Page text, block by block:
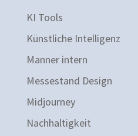
KI Tools
Künstliche Intelligenz
Manner intern
Messestand Design
Midjourney
Nachhaltigkeit